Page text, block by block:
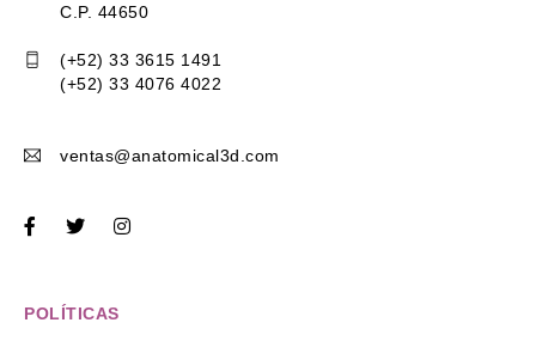
C.P. 44650
(+52) 33 3615 1491
(+52) 33 4076 4022
ventas@anatomical3d.com
POLÍTICAS